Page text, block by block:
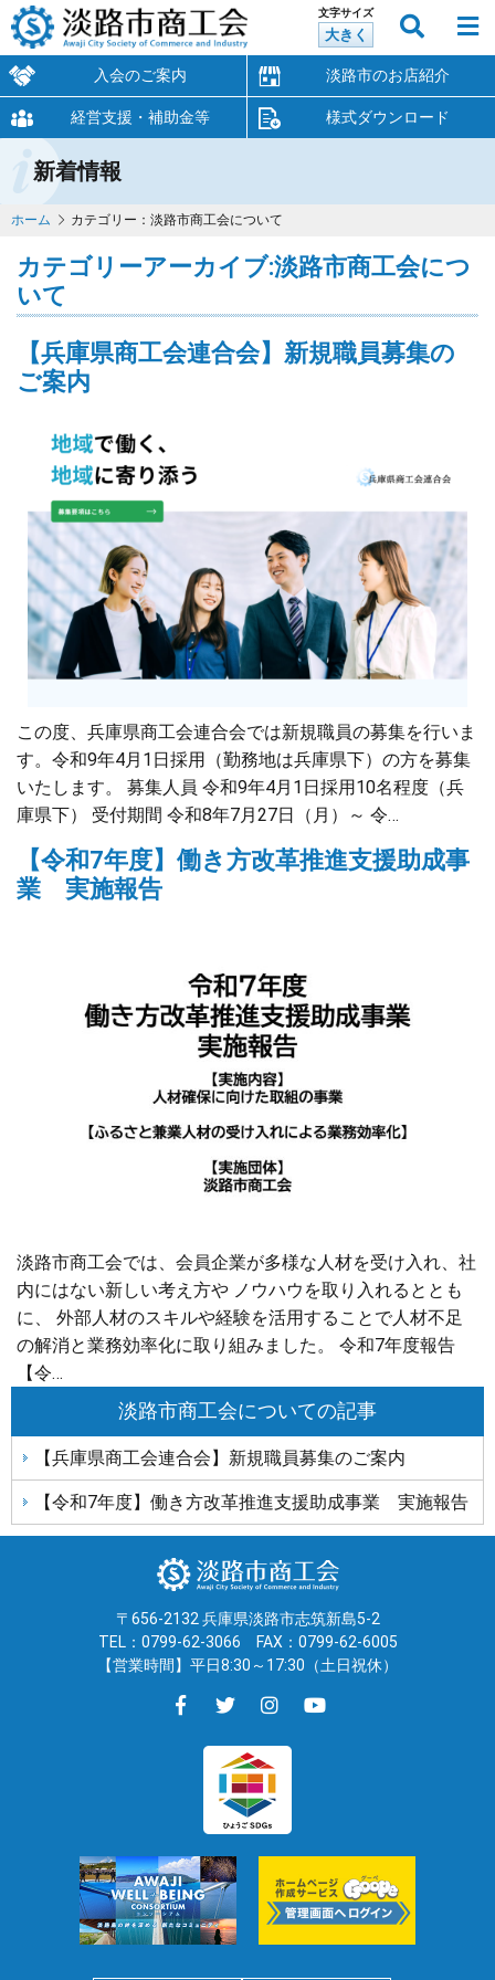
文字サイズ
大きく
入会のご案内 淡路市のお店紹介
経営支援・補助金等 様式ダウンロード
新着情報
ホーム カテゴリー：淡路市商工会について
カテゴリーアーカイブ:淡路市商工会につ
いて
【兵庫県商工会連合会】新規職員募集の
ご案内
この度、兵庫県商工会連合会では新規職員の募集を行いま
す。令和9年4月1日採用（勤務地は兵庫県下）の方を募集
いたします。 募集人員 令和9年4月1日採用10名程度（兵
庫県下） 受付期間 令和8年7月27日（月）～ 令…
【令和7年度】働き方改革推進支援助成事
業 実施報告
淡路市商工会では、会員企業が多様な人材を受け入れ、社
内にはない新しい考え方や ノウハウを取り入れるととも
に、 外部人材のスキルや経験を活用することで人材不足
の解消と業務効率化に取り組みました。 令和7年度報告
【令…
淡路市商工会についての記事
【兵庫県商工会連合会】新規職員募集のご案内
【令和7年度】働き方改革推進支援助成事業 実施報告
〒656-2132 兵庫県淡路市志筑新島5-2
TEL：0799-62-3066
FAX：0799-62-6005
【営業時間】平日8:30～17:30（土日祝休）